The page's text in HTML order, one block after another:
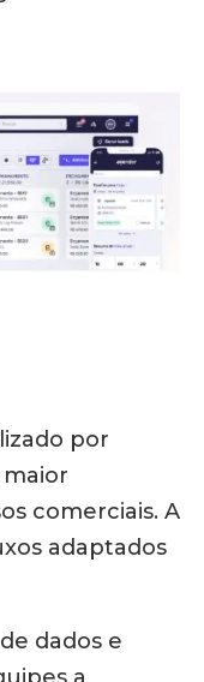
por
comerciais. A
adaptados
dados e